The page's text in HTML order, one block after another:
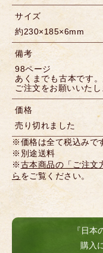
サイズ
約230×185×6mm
備考
98ページ
あくまでも古本です
ご注文をお願いいたし
価格
売り切れました
※価格は全て税込みで
※別途送料
※古本商品の「ご注文
らをご覧ください。
『日
購入